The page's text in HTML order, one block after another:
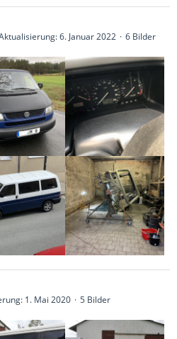
6. Januar 2022 6 Bilder
1. Mai 2020 5 Bilder